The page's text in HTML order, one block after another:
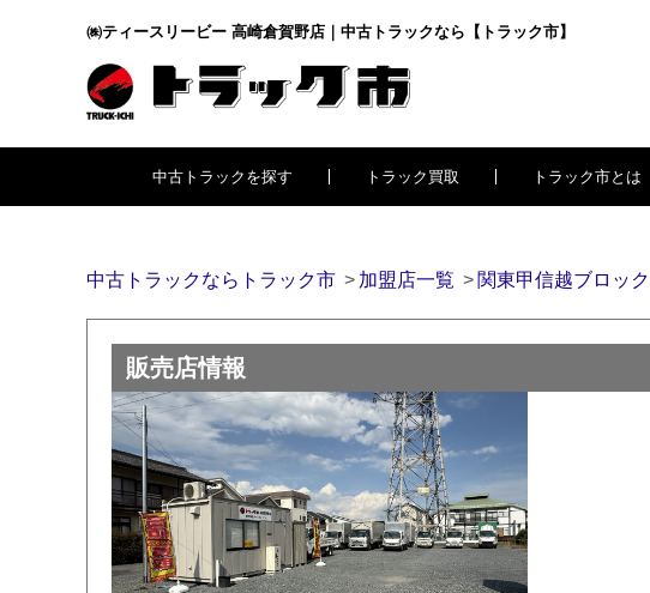
㈱ティースリービー 高崎倉賀野店｜中古トラックなら【トラック市】
中古トラックを探す トラック買取 トラック市とは
中古トラックならトラック市 加盟店一覧 関東甲信越ブロック
販売店情報